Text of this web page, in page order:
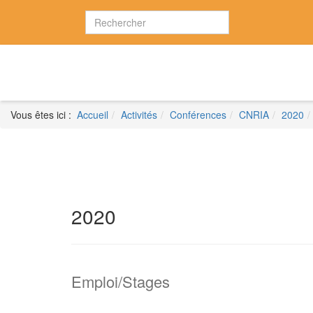
Vous êtes ici : Accueil Activités Conférences CNRIA 2020
2020
Emploi/Stages